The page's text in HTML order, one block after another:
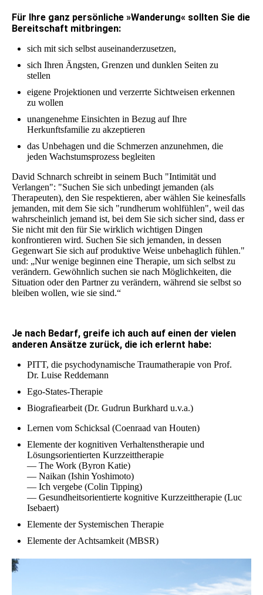
Für Ihre ganz persönliche »Wanderung« sollten Sie die
Bereitschaft mitbringen:
sich mit sich selbst auseinanderzusetzen,
sich Ihren Ängsten, Grenzen und dunklen Seiten zu
stellen
eigene Projektionen und verzerrte Sichtweisen erkennen
zu wollen
unangenehme Einsichten in Bezug auf Ihre
Herkunftsfamilie zu akzeptieren
das Unbehagen und die Schmerzen anzunehmen, die
jeden Wachstumsprozess begleiten
David Schnarch schreibt in seinem Buch "Intimität und
Verlangen": "Suchen Sie sich unbedingt jemanden (als
Therapeuten), den Sie respektieren, aber wählen Sie keinesfalls
jemanden, mit dem Sie sich "rundherum wohlfühlen", weil das
wahrscheinlich jemand ist, bei dem Sie sich sicher sind, dass er
Sie nicht mit den für Sie wirklich wichtigen Dingen
konfrontieren wird. Suchen Sie sich jemanden, in dessen
Gegenwart Sie sich auf produktive Weise unbehaglich fühlen."
und: „Nur wenige beginnen eine Therapie, um sich selbst zu
verändern. Gewöhnlich suchen sie nach Möglichkeiten, die
Situation oder den Partner zu verändern, während sie selbst so
bleiben wollen, wie sie sind.“
Je nach Bedarf, greife ich auch auf einen der vielen
anderen Ansätze zurück, die ich erlernt habe:
PITT, die psychodynamische Traumatherapie von Prof.
Dr. Luise Reddemann
Ego-States-Therapie
Biografiearbeit (Dr. Gudrun Burkhard u.v.a.)
Lernen vom Schicksal (Coenraad van Houten)
Elemente der kognitiven Verhaltenstherapie und
Lösungsorientierten Kurzzeittherapie
— The Work (Byron Katie)
— Naikan (Ishin Yoshimoto)
— Ich vergebe (Colin Tipping)
— Gesundheitsorientierte kognitive Kurzzeittherapie (Luc
Isebaert)
Elemente der Systemischen Therapie
Elemente der Achtsamkeit (MBSR)